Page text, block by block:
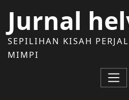
Jurnal
SEPILIHAN KISAH
MIMPI